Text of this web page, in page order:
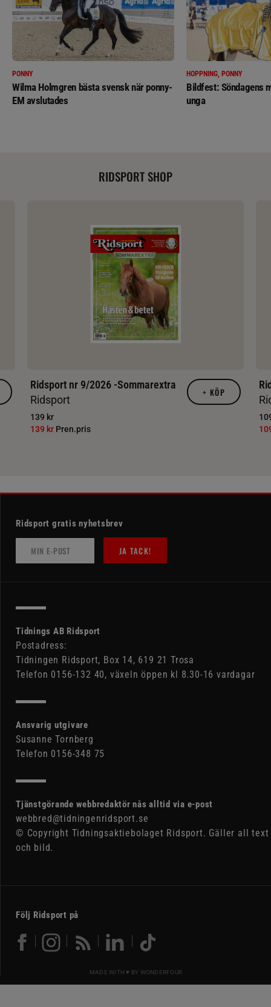
PONNY
Wilma Holmgren bästa svensk när ponny-
EM avslutades
HOPPNING, PONNY
Bildfest: Söndagens
unga
RIDSPORT SHOP
Ridsport nr 9/2026 -Sommarextra
Ridsport
139 kr
139 kr Pren.pris
+ KÖP
Ridsport gratis nyhetsbrev
JA TACK!
Tidnings AB Ridsport
Postadress:
Tidningen Ridsport, Box 14, 619 21 Trosa
Telefon 0156-132 40, växeln öppen kl 8.30-16 vardagar
Ansvarig utgivare
Susanne Tornberg
Telefon 0156-348 75
Tjänstgörande webbredaktör nås alltid via e-post
webbred@tidningenridsport.se
© Copyright Tidningsaktiebolaget Ridsport. Gäller all text
och bild.
Följ Ridsport på
MADE WITH ♥ BY WONDERFOUR